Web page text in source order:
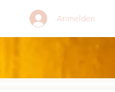
Anmelden